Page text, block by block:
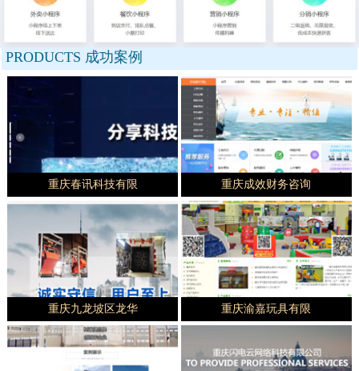
PRODUCTS 成功案例
重庆春讯科技有限 重庆成效财务咨询
重庆九龙坡区龙华 重庆渝嘉玩具有限